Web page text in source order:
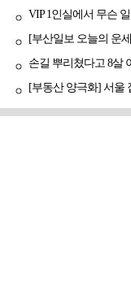
VIP 1인실에서 무슨
[부산일보 오늘의 운
손길 뿌리쳤다고 8살